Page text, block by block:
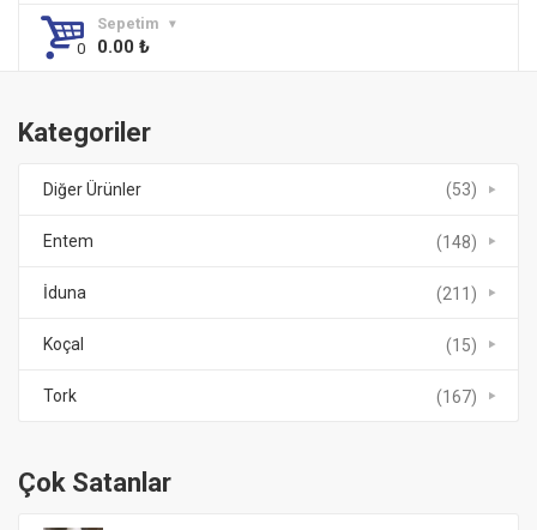
Sepetim
0.00 ₺
Kategoriler
Diğer Ürünler (53)
Entem (148)
İduna (211)
Koçal (15)
Tork (167)
Çok Satanlar